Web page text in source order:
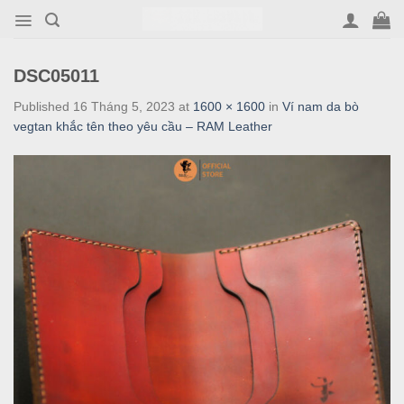
DSC05011
Published 16 Tháng 5, 2023 at 1600 × 1600 in Ví nam da bò
vegtan khắc tên theo yêu cầu – RAM Leather